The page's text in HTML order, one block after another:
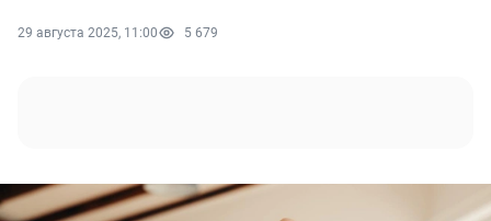
29 августа 2025, 11:00 5 679